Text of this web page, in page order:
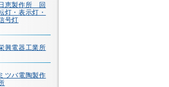
日恵製作所 回
灯・表示灯・
号灯
興電器工業所
ミツバ電陶製作